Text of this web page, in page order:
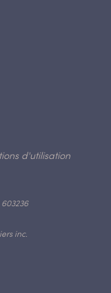
inc.
d'utilisation